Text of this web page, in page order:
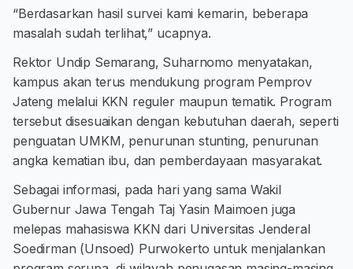
“Berdasarkan hasil survei kami kemarin, beberapa
masalah sudah terlihat,” ucapnya.
Rektor Undip Semarang, Suharnomo menyatakan,
kampus akan terus mendukung program Pemprov
Jateng melalui KKN reguler maupun tematik. Program
tersebut disesuaikan dengan kebutuhan daerah, seperti
penguatan UMKM, penurunan stunting, penurunan
angka kematian ibu, dan pemberdayaan masyarakat.
Sebagai informasi, pada hari yang sama Wakil
Gubernur Jawa Tengah Taj Yasin Maimoen juga
melepas mahasiswa KKN dari Universitas Jenderal
Soedirman (Unsoed) Purwokerto untuk menjalankan